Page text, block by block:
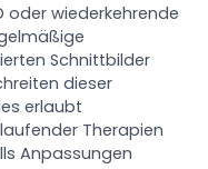
oder wiederkehrende
Schnittbilder
dieser
erlaubt
Therapien
Anpassungen